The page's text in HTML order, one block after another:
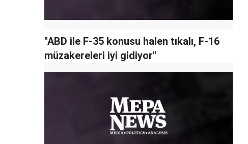
"ABD ile F-35 konusu halen tıkalı, F-16
müzakereleri iyi gidiyor"